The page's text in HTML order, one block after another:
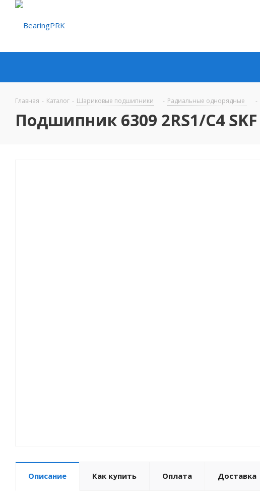
Главная - Каталог - Шариковые подшипники - Радиальные однорядные -
Подшипник 6309 2RS1/C4 SKF
Описание Как купить Оплата Доставка